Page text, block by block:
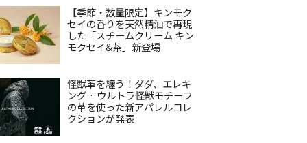
【季節・数量限定】キンモク
セイの香りを天然精油で再現
した「スチームクリーム キン
モクセイ&茶」新登場
怪獣革を纏う！ダダ、エレキ
ング…ウルトラ怪獣モチーフ
の革を使った新アパレルコレ
クションが発表